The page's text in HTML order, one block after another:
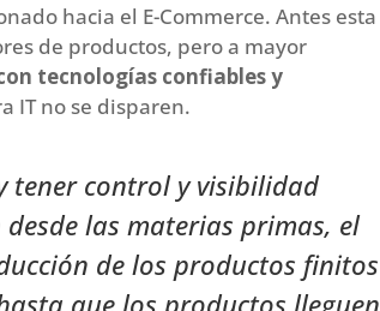
hacia el E-Commerce. Antes esta
de productos, pero a mayor
tecnologías confiables y
IT no se disparen.
tener control y visibilidad
las materias primas, el
de los productos finitos
que los productos lleguen